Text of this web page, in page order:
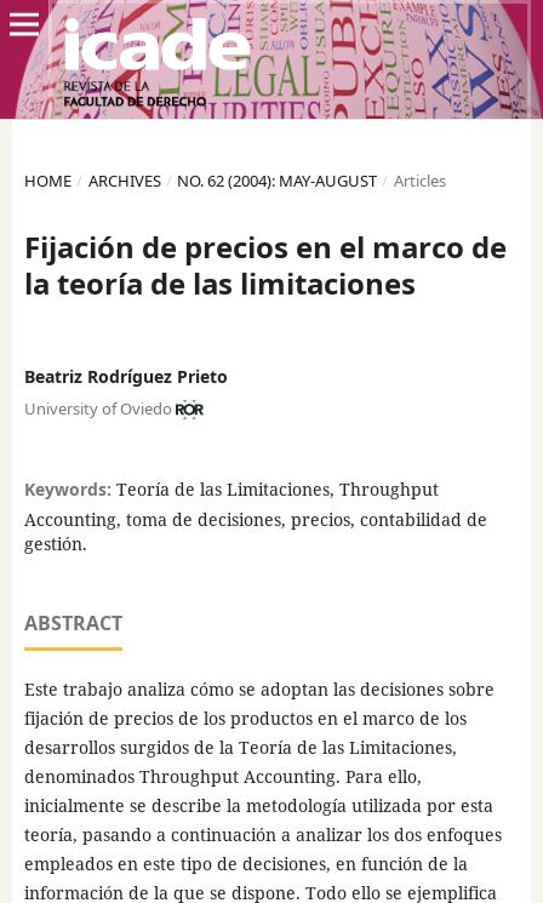
HOME / ARCHIVES / NO. 62 (2004): MAY-AUGUST / Articles
Fijación de precios en el marco de
la teoría de las limitaciones
Beatriz Rodríguez Prieto
University of Oviedo
Keywords: Teoría de las Limitaciones, Throughput
Accounting, toma de decisiones, precios, contabilidad de
gestión.
ABSTRACT
Este trabajo analiza cómo se adoptan las decisiones sobre
fijación de precios de los productos en el marco de los
desarrollos surgidos de la Teoría de las Limitaciones,
denominados Throughput Accounting. Para ello,
inicialmente se describe la metodología utilizada por esta
teoría, pasando a continuación a analizar los dos enfoques
empleados en este tipo de decisiones, en función de la
información de la que se dispone. Todo ello se ejemplifica